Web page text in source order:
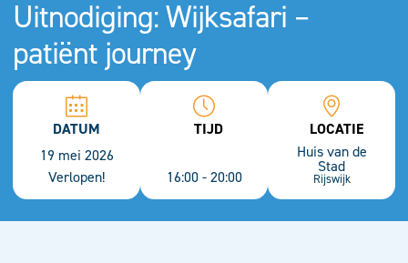
Uitnodiging: Wijksafari –
patiënt journey
DATUM
19 mei 2026
Verlopen!
TIJD
16:00 - 20:00
LOCATIE
Huis van de
Stad
Rijswijk